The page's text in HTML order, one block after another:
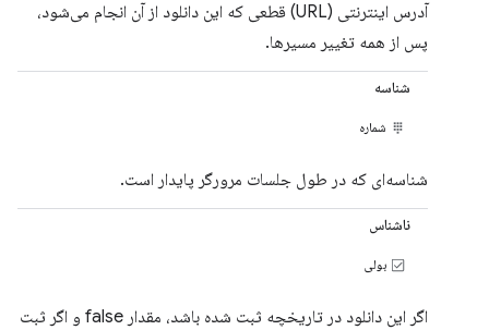
آدرس اینترنتی (URL) قطعی که این دانلود از آن انجام می‌شود،
پس از همه تغییر مسیرها.
شناسه
شماره
شناسه‌ای که در طول جلسات مرورگر پایدار است.
ناشناس
بولی
اگر این دانلود در تاریخچه ثبت شده باشد، مقدار false و اگر ثبت